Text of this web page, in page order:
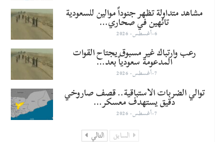
مشاهد متداولة تظهر جنوداً موالين للسعودية
تائهين في صحاري…
6-أغسطس- 2026
رعب وارتباك غير مسبوق يجتاح القوات
المدعومة سعودياً بعد…
7-أغسطس- 2026
توالي الضربات الاستباقية.. قصف صاروخي
دقيق يستهدف معسكر…
7-أغسطس- 2026
السابق التالي